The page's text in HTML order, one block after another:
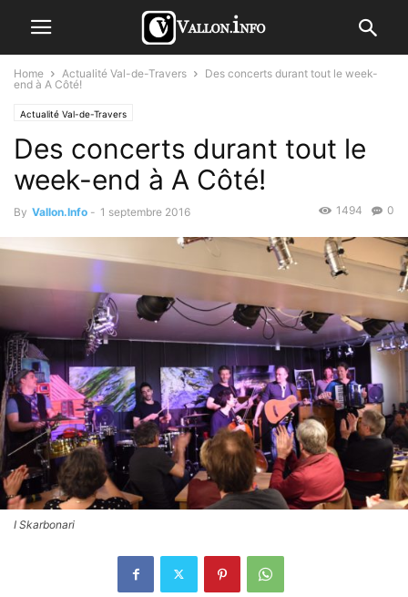
Home Actualité Val-de-Travers
Des concerts durant tout le week-
end à A Côté!
Actualité Val-de-Travers
Des concerts durant tout le
week-end à A Côté!
By Vallon.Info - 1 septembre 2016 0
1494
I Skarbonari